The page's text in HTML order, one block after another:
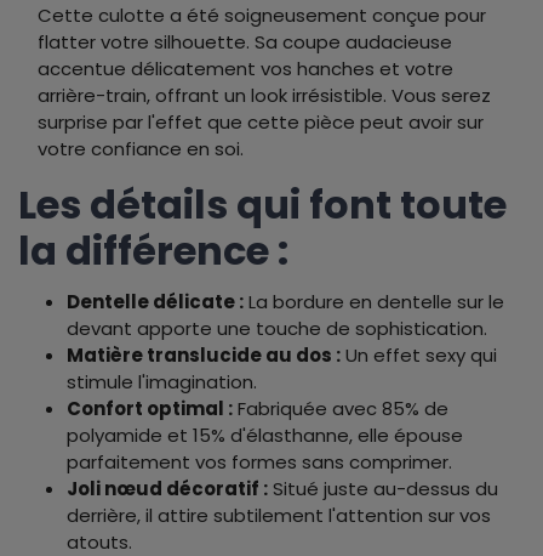
Cette culotte a été soigneusement conçue pour
flatter votre silhouette. Sa coupe audacieuse
accentue délicatement vos hanches et votre
arrière-train, offrant un look irrésistible. Vous serez
surprise par l'effet que cette pièce peut avoir sur
votre confiance en soi.
Les détails qui font toute
la différence :
Dentelle délicate :La bordure en dentelle sur le
devant apporte une touche de sophistication.
Matière translucide au dos :Un effet sexy qui
stimule l'imagination.
Confort optimal :Fabriquée avec 85% de
polyamide et 15% d'élasthanne, elle épouse
parfaitement vos formes sans comprimer.
Joli nœud décoratif :Situé juste au-dessus du
derrière, il attire subtilement l'attention sur vos
atouts.